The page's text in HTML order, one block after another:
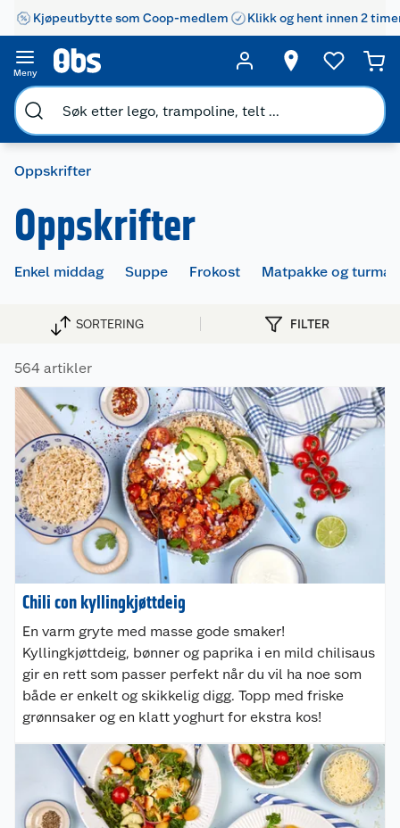
Kjøpeutbytte som Coop-medlem Klikk og hent innen 2
Meny
Oppskrifter
Oppskrifter
Enkel middag Suppe Frokost Matpakke og turmat
SORTERING FILTER
564 artikler
Chili con kyllingkjøttdeig
En varm gryte med masse gode smaker!
Kyllingkjøttdeig, bønner og paprika i en mild chilisaus
gir en rett som passer perfekt når du vil ha noe som
både er enkelt og skikkelig digg. Topp med friske
grønnsaker og en klatt yoghurt for ekstra kos!